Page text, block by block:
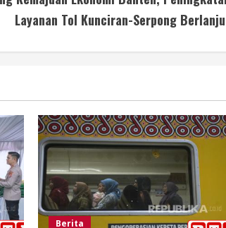
Layanan Tol Kunciran-Serpong
Berita